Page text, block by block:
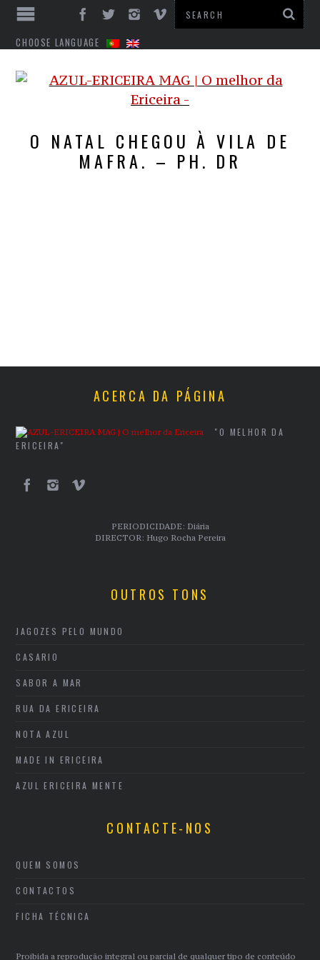
CHOOSE LANGUAGE
O NATAL CHEGOU À VILA DE
MAFRA. – PH. DR
ACERCA DA PÁGINA
"O MELHOR DA
ERICEIRA"
PERIODICIDADE: Diária
DIRECTOR: Hugo Rocha Pereira
OUTROS TONS
JAGOZES PELO MUNDO
CASARIO
SABOR A MAR
RUA DA ERICEIRA
NOTA AZUL
MADE IN ERICEIRA
AZUL ERICEIRA MENTE
CONTACTE-NOS
QUEM SOMOS
CONTACTOS
FICHA TÉCNICA
Proibida a reprodução integral ou parcial de qualquer tipo de conteúdo